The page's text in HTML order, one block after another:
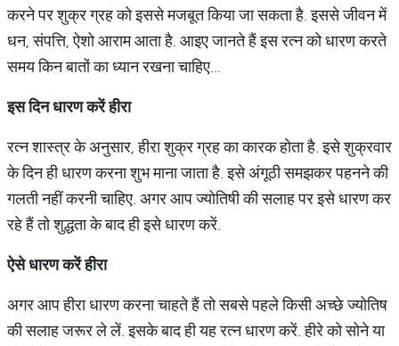
करने पर शुक्र ग्रह को इससे मजबूत किया जा सकता है. इससे जीवन में
धन, संपत्ति, ऐशो आराम आता है. आइए जानते हैं इस रत्न को धारण करते
समय किन बातों का ध्यान रखना चाहिए...
इसदिनधारणकरेंहीरा
रत्न शास्त्र के अनुसार, हीरा शुक्र ग्रह का कारक होता है. इसे शुक्रवार
के दिन ही धारण करना शुभ माना जाता है. इसे अंगूठी समझकर पहनने की
गलती नहीं करनी चाहिए. अगर आप ज्योतिषी की सलाह पर इसे धारण कर
रहे हैं तो शुद्धता के बाद ही इसे धारण करें.
ऐसेधारणकरेंहीरा
अगर आप हीरा धारण करना चाहते हैं तो सबसे पहले किसी अच्छे ज्योतिष
की सलाह जरूर ले लें. इसके बाद ही यह रत्न धारण करें. हीरे को सोने या